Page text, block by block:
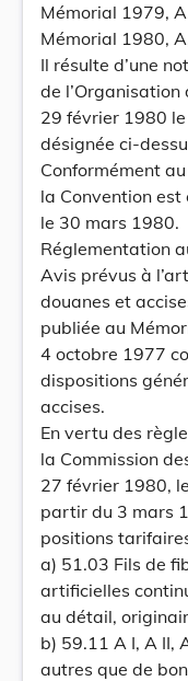
Mémorial 1979,
Mémorial 1980,
Il résulte d’une
de l’Organisation
29 février 1980
désignée ci-
Conformément
la Convention
le 30 mars 1980.
Réglementation
Avis prévus à
douanes et
publiée au
4 octobre 1977
dispositions
accises.
En vertu des
la Commission
27 février 1980,
partir du 3 mars
positions
a) 51.03 Fils de
artificielles
au détail,
b) 59.11 A I, A II,
autres que de